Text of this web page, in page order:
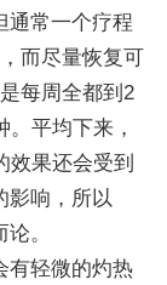
通常一个疗程
而尽量恢复可
每周全都到2
平均下来，
效果还会受到
影响，所以
。
有轻微的灼热